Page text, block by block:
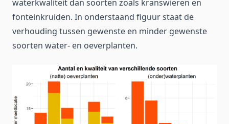
waterkwaliteit dan soorten zoals kranswieren en
fonteinkruiden. In onderstaand figuur staat de
verhouding tussen gewenste en minder gewenste
soorten water- en oeverplanten.